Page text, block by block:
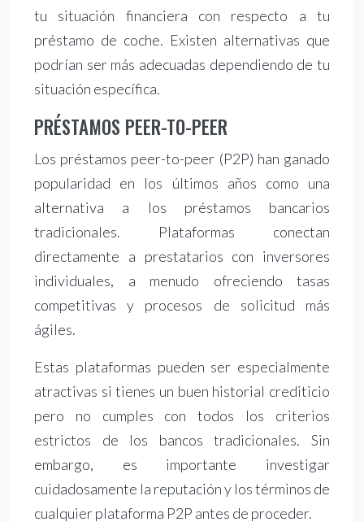
tu situación financiera con respecto a tu
préstamo de coche. Existen alternativas que
podrían ser más adecuadas dependiendo de tu
situación específica.
PRÉSTAMOS PEER-TO-PEER
Los préstamos peer-to-peer (P2P) han ganado
popularidad en los últimos años como una
alternativa a los préstamos bancarios
tradicionales. Plataformas conectan
directamente a prestatarios con inversores
individuales, a menudo ofreciendo tasas
competitivas y procesos de solicitud más
ágiles.
Estas plataformas pueden ser especialmente
atractivas si tienes un buen historial crediticio
pero no cumples con todos los criterios
estrictos de los bancos tradicionales. Sin
embargo, es importante investigar
cuidadosamente la reputación y los términos de
cualquier plataforma P2P antes de proceder.